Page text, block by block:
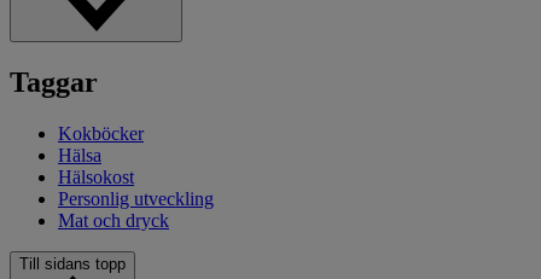
Taggar
Kokböcker
Hälsa
Hälsokost
Personlig utveckling
Mat och dryck
Till sidans topp